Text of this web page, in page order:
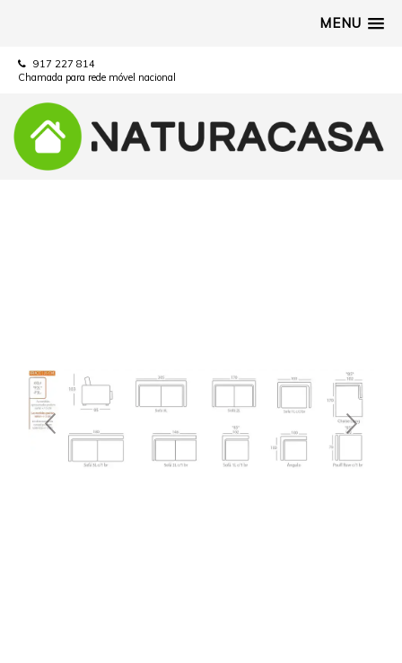
MENU
917 227 814
Chamada para rede móvel nacional